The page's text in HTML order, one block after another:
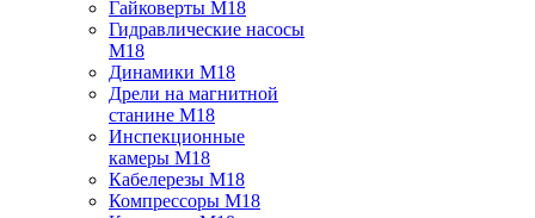
Гайковерты M18
Гидравлические насосы
M18
Динамики M18
Дрели на магнитной
станине M18
Инспекционные
камеры M18
Кабелерезы M18
Компрессоры M18